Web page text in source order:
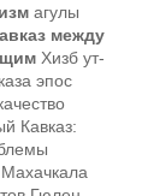
агулы
между
Хизб ут-
эпос
Кавказ:
Махачкала